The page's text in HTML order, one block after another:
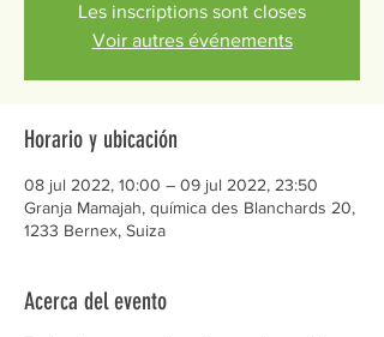
Les inscriptions sont closes
Voir autres événements
Horario y ubicación
08 jul 2022, 10:00 – 09 jul 2022, 23:50
Granja Mamajah, química des Blanchards 20,
1233 Bernex, Suiza
Acerca del evento